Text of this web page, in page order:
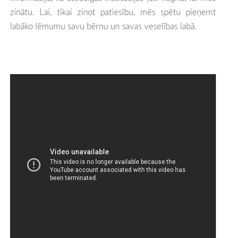
zinātu. Lai, tikai zinot patiesību, mēs spētu pieņemt
labāko lēmumu savu bērnu un savas veselības labā.